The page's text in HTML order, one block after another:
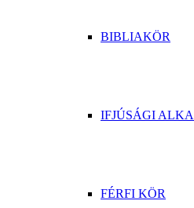
BIBLIAKÖR
IFJÚSÁGI
FÉRFI KÖR